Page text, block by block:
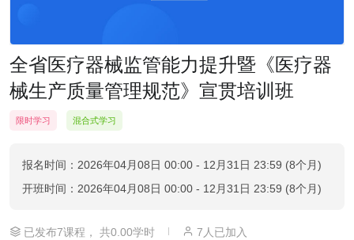
全省医疗器械监管能力提升暨《医疗器
械生产质量管理规范》宣贯培训班
限时学习 混合式学习
报名时间：2026年04月08日 00:00 - 12月31日 23:59 (8个月)
开班时间：2026年04月08日 00:00 - 12月31日 23:59 (8个月)
已发布7课程， 共0.00学时 | 7人已加入